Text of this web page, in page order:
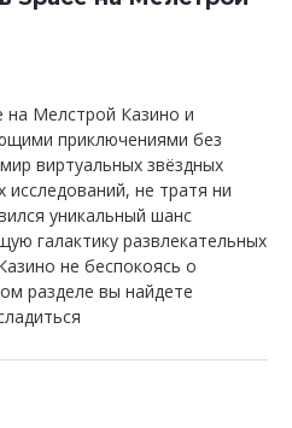
на Мелстрой Казино и
приключениями без
виртуальных звёздных
исследований, не тратя ни
уникальный шанс
галактику развлекательных
не беспокоясь о
разделе вы найдете